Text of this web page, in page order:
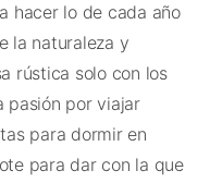
hacer lo de cada año
la naturaleza y
rústica solo con los
pasión por viajar
para dormir en
para dar con la que